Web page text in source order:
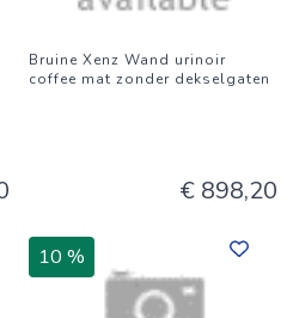
Bruine Xenz Wand urinoir
coffee mat zonder dekselgaten
€ 898,20
10 %